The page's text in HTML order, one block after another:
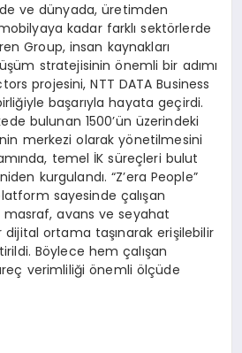
ve dünyada, üretimden
kadar farklı sektörlerde
Group, insan kaynakları
stratejisinin önemli bir adımı
projesini, NTT DATA Business
başarıyla hayata geçirdi.
bulunan 1500’ün üzerindeki
merkezi olarak yönetilmesini
temel İK süreçleri bulut
kurgulandı. “Z’era People”
sayesinde çalışan
masraf, avans ve seyahat
ortama taşınarak erişilebilir
Böylece hem çalışan
verimliliği önemli ölçüde